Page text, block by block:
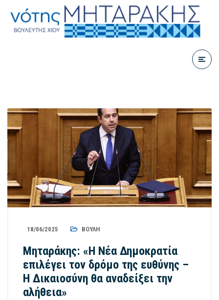
18/06/2025 ΒΟΥΛΉ
Μηταράκης: «Η Νέα Δημοκρατία
επιλέγει τον δρόμο της ευθύνης –
Η Δικαιοσύνη θα αναδείξει την
αλήθεια»